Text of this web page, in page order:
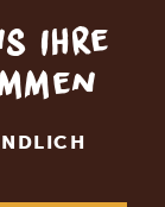
Ihre